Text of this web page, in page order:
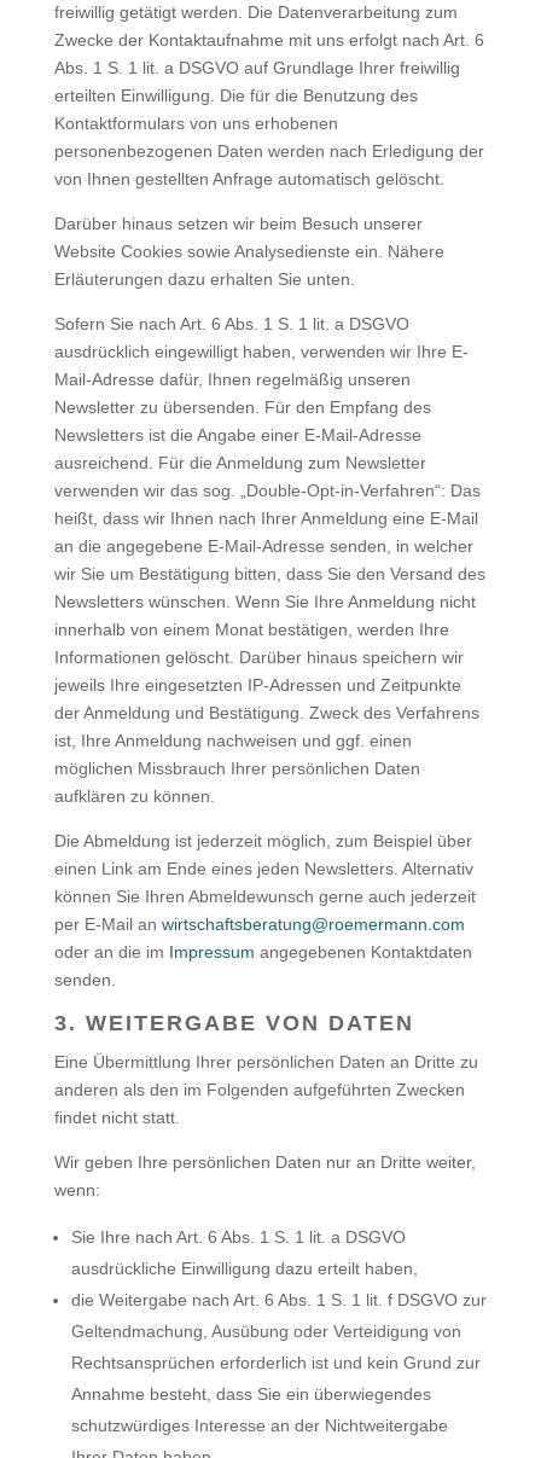
freiwillig getätigt werden. Die Datenverarbeitung zum
Zwecke der Kontaktaufnahme mit uns erfolgt nach Art. 6
Abs. 1 S. 1 lit. a DSGVO auf Grundlage Ihrer freiwillig
erteilten Einwilligung. Die für die Benutzung des
Kontaktformulars von uns erhobenen
personenbezogenen Daten werden nach Erledigung der
von Ihnen gestellten Anfrage automatisch gelöscht.
Darüber hinaus setzen wir beim Besuch unserer
Website Cookies sowie Analysedienste ein. Nähere
Erläuterungen dazu erhalten Sie unten.
Sofern Sie nach Art. 6 Abs. 1 S. 1 lit. a DSGVO
ausdrücklich eingewilligt haben, verwenden wir Ihre E-
Mail-Adresse dafür, Ihnen regelmäßig unseren
Newsletter zu übersenden. Für den Empfang des
Newsletters ist die Angabe einer E-Mail-Adresse
ausreichend. Für die Anmeldung zum Newsletter
verwenden wir das sog. „Double-Opt-in-Verfahren“: Das
heißt, dass wir Ihnen nach Ihrer Anmeldung eine E-Mail
an die angegebene E-Mail-Adresse senden, in welcher
wir Sie um Bestätigung bitten, dass Sie den Versand des
Newsletters wünschen. Wenn Sie Ihre Anmeldung nicht
innerhalb von einem Monat bestätigen, werden Ihre
Informationen gelöscht. Darüber hinaus speichern wir
jeweils Ihre eingesetzten IP-Adressen und Zeitpunkte
der Anmeldung und Bestätigung. Zweck des Verfahrens
ist, Ihre Anmeldung nachweisen und ggf. einen
möglichen Missbrauch Ihrer persönlichen Daten
aufklären zu können.
Die Abmeldung ist jederzeit möglich, zum Beispiel über
einen Link am Ende eines jeden Newsletters. Alternativ
können Sie Ihren Abmeldewunsch gerne auch jederzeit
per E-Mail an wirtschaftsberatung@roemermann.com
oder an die im Impressum angegebenen Kontaktdaten
senden.
3. WEITERGABE VON DATEN
Eine Übermittlung Ihrer persönlichen Daten an Dritte zu
anderen als den im Folgenden aufgeführten Zwecken
findet nicht statt.
Wir geben Ihre persönlichen Daten nur an Dritte weiter,
wenn:
Sie Ihre nach Art. 6 Abs. 1 S. 1 lit. a DSGVO
ausdrückliche Einwilligung dazu erteilt haben,
die Weitergabe nach Art. 6 Abs. 1 S. 1 lit. f DSGVO zur
Geltendmachung, Ausübung oder Verteidigung von
Rechtsansprüchen erforderlich ist und kein Grund zur
Annahme besteht, dass Sie ein überwiegendes
schutzwürdiges Interesse an der Nichtweitergabe